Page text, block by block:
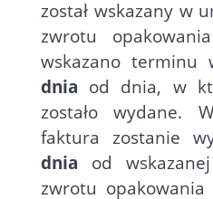
został wskazany w
zwrotu
wskazano
dnia od dnia, w
zostało wydane.
faktura zostanie
dnia od
zwrotu opakowania